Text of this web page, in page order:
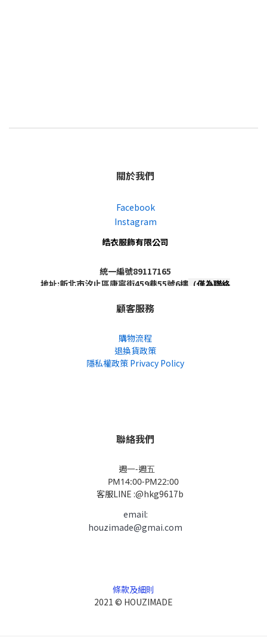
關於我們
Facebook
Instagram
皓衣服飾有限公司
統一編號89117165
地址:新北市汐止區康寧街459巷55號6樓 （僅為聯絡
顧客服務
購物流程
退換貨政策
隱私權政策 Privacy Policy
聯絡我們
週一-週五
PM14:00-PM22:00
客服LINE :@hkg9617b
email:
houzimade@gmai.com
條款及細則
2021 © HOUZIMADE